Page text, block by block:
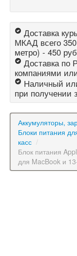
Доставка
МКАД всего
метро) - 450
Доставка по
компаниями
Наличный
при получении
Аккумуляторы,
Блоки питания
касс /
Блок питания
для MacBook и